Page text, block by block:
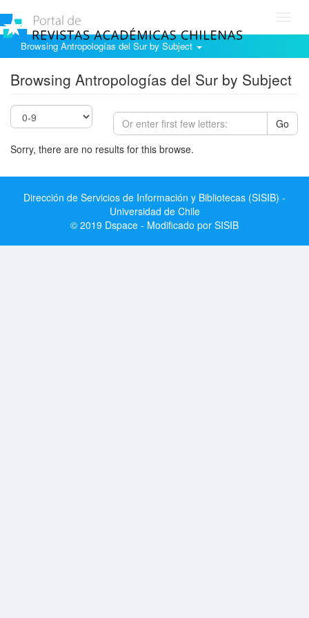
Browsing Antropologías del Sur by Subject
Browsing Antropologías del Sur by Subject
Go
Sorry, there are no results for this browse.
Dirección de Servicios de Información y Bibliotecas (SISIB) -
Universidad de Chile
© 2019 Dspace - Modificado por SISIB